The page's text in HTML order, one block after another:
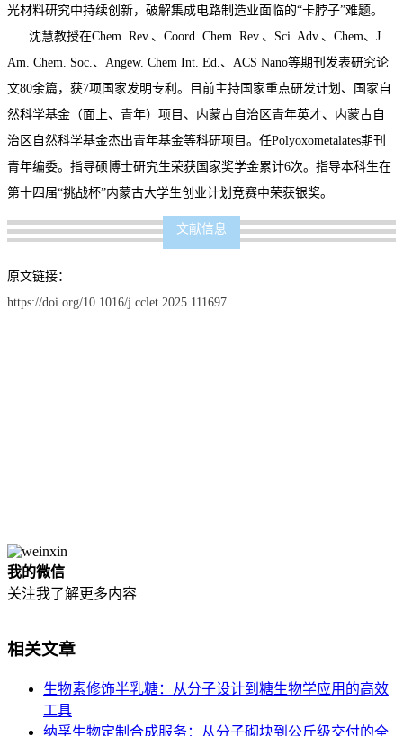
光材料研究中持续创新，破解集成电路制造业面临的“卡脖子”难题。
沈慧教授在Chem. Rev.、Coord. Chem. Rev.、Sci. Adv.、Chem、J.
Am. Chem. Soc.、Angew. Chem Int. Ed.、ACS Nano等期刊发表研究论
文80余篇，获7项国家发明专利。目前主持国家重点研发计划、国家自
然科学基金（面上、青年）项目、内蒙古自治区青年英才、内蒙古自
治区自然科学基金杰出青年基金等科研项目。任Polyoxometalates期刊
青年编委。指导硕博士研究生荣获国家奖学金累计6次。指导本科生在
第十四届“挑战杯”内蒙古大学生创业计划竞赛中荣获银奖。
文献信息
原文链接：
https://doi.org/10.1016/j.cclet.2025.111697
我的微信
关注我了解更多内容
相关文章
生物素修饰半乳糖：从分子设计到糖生物学应用的高效
工具
纳孚生物定制合成服务：从分子砌块到公斤级交付的全